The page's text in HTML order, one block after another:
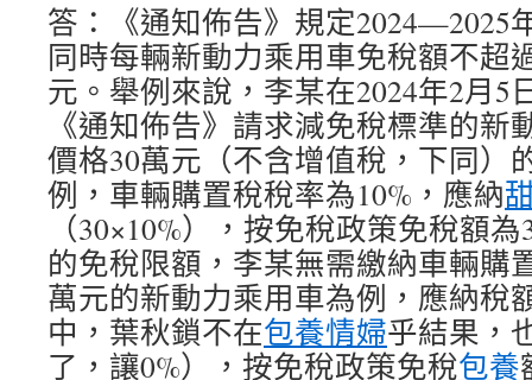
答：《通知佈告》規定2024—2025
同時每輛新動力乘用車免稅額不超
元。舉例來說，李某在2024年2月5
《通知佈告》請求減免稅標準的新
價格30萬元（不含增值稅，下同）
例，車輛購置稅稅率為10%，應納
（30×10%），按免稅政策免稅額
的免稅限額，李某無需繳納車輛購
萬元的新動力乘用車為例，應納稅
中，葉秋鎖不在包養情婦乎結果，
了，讓0%），按免稅政策免稅包養